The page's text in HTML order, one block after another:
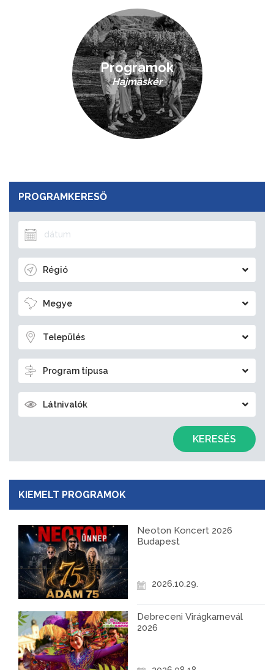
PROGRAMKERESŐ
Régió
Megye
Település
Program típusa
Látnivalók
KERESÉS
KIEMELT PROGRAMOK
Neoton Koncert 2026
Budapest
2026.10.29.
Debreceni Virágkarnevál
2026
Programok
Hajmáskér